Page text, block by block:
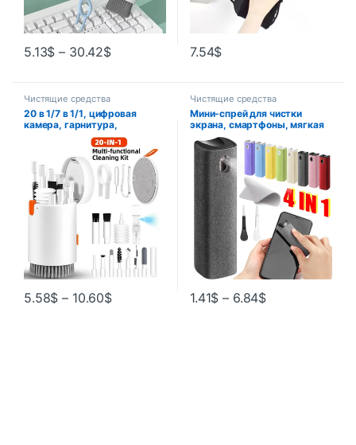
5.13$ – 30.42$ 7.54$
Чистящие средства
20 в 1/7 в 1/1, цифровая
камера, гарнитура,
мобильный телефон,
ноутбук, клавиатура, набор
инструментов для чистки,
щетка для чистки, ручка для
Airpods Pro
5.58$ – 10.60$
Чистящие средства
Мини-спрей для чистки
экрана, смартфоны, мягкая
полировальная ткань из
микрофибры, набор для
чистки ПК, щетка для чистки
Apple IPad IPhone
1.41$ – 6.84$